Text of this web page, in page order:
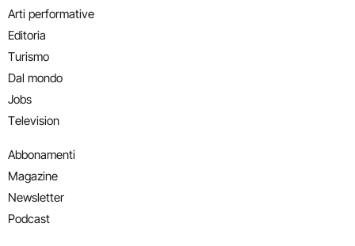
Arti performative
Editoria
Turismo
Dal mondo
Jobs
Television
Abbonamenti
Magazine
Newsletter
Podcast